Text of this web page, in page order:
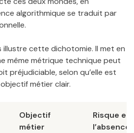
algorithmique se traduit par
cette dichotomie. Il met en
même métrique technique peut
préjudiciable, selon qu’elle est
métier clair.
Objectif
métier
Risque en
l’absence